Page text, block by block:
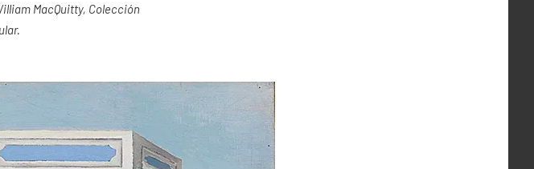
MacQuitty, Colección